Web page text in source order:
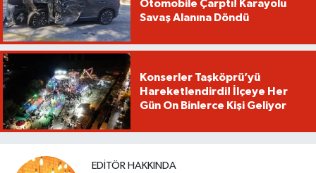
Otomobile Çarptı! Karayolu
Savaş Alanına Döndü
Konserler Taşköprü’yü
Hareketlendirdi! İlçeye Her
Gün On Binlerce Kişi Geliyor
EDITÖR HAKKINDA